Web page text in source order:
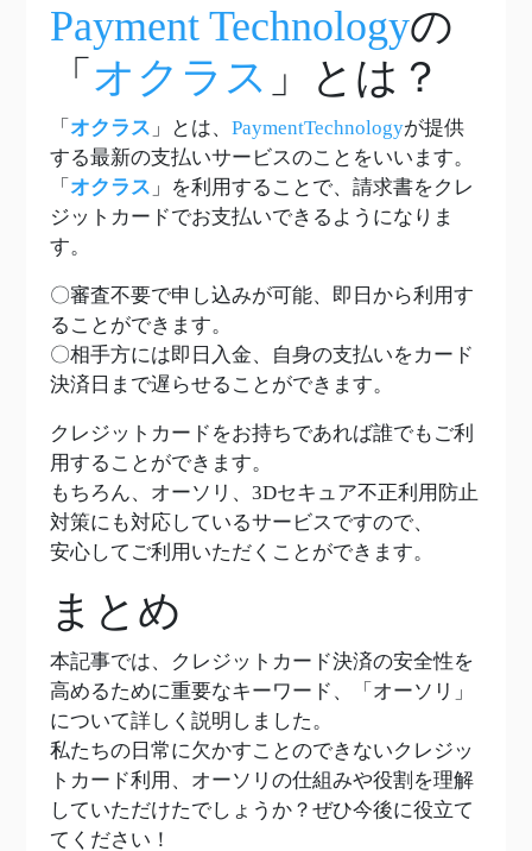
Payment Technologyの
「 オクラス 」とは？
「 オクラス 」とは、 PaymentTechnologyが提供
する最新の支払いサービスのことをいいます。
「 オクラス 」を利用することで、請求書をクレ
ジットカードでお支払いできるようになりま
す。
〇審査不要で申し込みが可能、即日から利用す
ることができます。
〇相手方には即日入金、自身の支払いをカード
決済日まで遅らせることができます。
クレジットカードをお持ちであれば誰でもご利
用することができます。
もちろん、オーソリ、3Dセキュア不正利用防止
対策にも対応しているサービスですので、
安心してご利用いただくことができます。
まとめ
本記事では、クレジットカード決済の安全性を
高めるために重要なキーワード、「オーソリ」
について詳しく説明しました。
私たちの日常に欠かすことのできないクレジッ
トカード利用、オーソリの仕組みや役割を理解
していただけたでしょうか？ぜひ今後に役立て
てください！